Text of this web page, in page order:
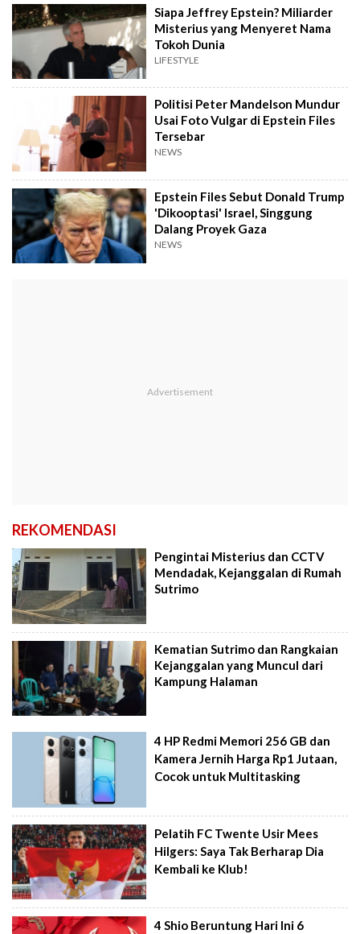
Siapa Jeffrey Epstein? Miliarder
Misterius yang Menyeret Nama
Tokoh Dunia
LIFESTYLE
Politisi Peter Mandelson Mundur
Usai Foto Vulgar di Epstein Files
Tersebar
NEWS
Epstein Files Sebut Donald Trump
'Dikooptasi' Israel, Singgung
Dalang Proyek Gaza
NEWS
REKOMENDASI
Pengintai Misterius dan CCTV
Mendadak, Kejanggalan di Rumah
Sutrimo
Kematian Sutrimo dan Rangkaian
Kejanggalan yang Muncul dari
Kampung Halaman
4 HP Redmi Memori 256 GB dan
Kamera Jernih Harga Rp1 Jutaan,
Cocok untuk Multitasking
Pelatih FC Twente Usir Mees
Hilgers: Saya Tak Berharap Dia
Kembali ke Klub!
4 Shio Beruntung Hari Ini 6